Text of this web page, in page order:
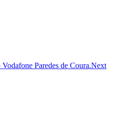
Paredes de Coura.Next